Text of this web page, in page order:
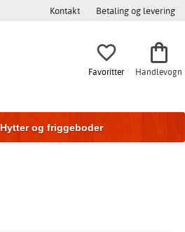
Kontakt Betaling og levering
Favoritter Handlevogn
Hytter og friggeboder